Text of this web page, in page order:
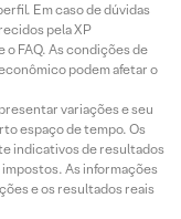
Em caso de dúvidas
pela XP
FAQ. As condições de
podem afetar o
variações e seu
espaço de tempo. Os
indicativos de resultados
As informações
e os resultados reais